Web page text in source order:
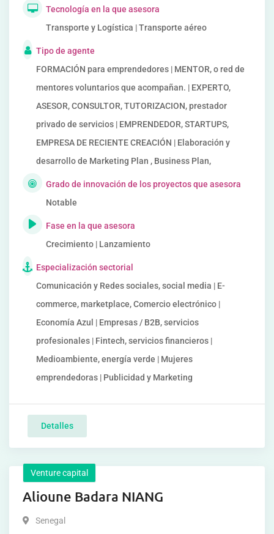
Tecnología en la que asesora
Transporte y Logística | Transporte aéreo
Tipo de agente
FORMACIÓN para emprendedores | MENTOR, o red de
mentores voluntarios que acompañan. | EXPERTO,
ASESOR, CONSULTOR, TUTORIZACION, prestador
privado de servicios | EMPRENDEDOR, STARTUPS,
EMPRESA DE RECIENTE CREACIÓN | Elaboración y
desarrollo de Marketing Plan , Business Plan,
Grado de innovación de los proyectos que asesora
Notable
Fase en la que asesora
Crecimiento | Lanzamiento
Especialización sectorial
Comunicación y Redes sociales, social media | E-
commerce, marketplace, Comercio electrónico |
Economía Azul | Empresas / B2B, servicios
profesionales | Fintech, servicios financieros |
Medioambiente, energía verde | Mujeres
emprendedoras | Publicidad y Marketing
Detalles
Venture capital
Alioune Badara NIANG
Senegal